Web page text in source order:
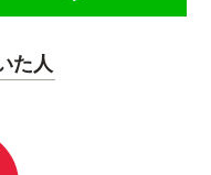
た人